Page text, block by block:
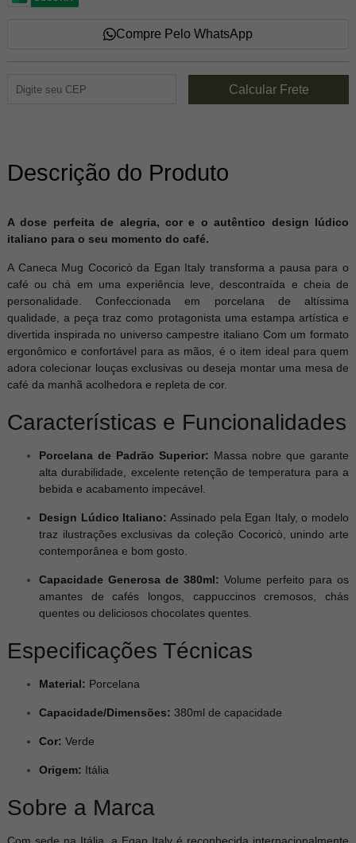
Compre Pelo WhatsApp
Descrição do Produto
A dose perfeita de alegria, cor e o autêntico design lúdico
italiano para o seu momento do café.
A Caneca Mug Cocoricò da Egan Italy transforma a pausa para o
café ou chá em uma experiência leve, descontraída e cheia de
personalidade. Confeccionada em porcelana de altíssima
qualidade, a peça traz como protagonista uma estampa artística e
divertida inspirada no universo campestre italiano Com um formato
ergonômico e confortável para as mãos, é o item ideal para quem
adora colecionar louças exclusivas ou deseja montar uma mesa de
café da manhã acolhedora e repleta de cor.
Características e Funcionalidades
Porcelana de Padrão Superior: Massa nobre que garante
alta durabilidade, excelente retenção de temperatura para a
bebida e acabamento impecável.
Design Lúdico Italiano: Assinado pela Egan Italy, o modelo
traz ilustrações exclusivas da coleção Cocoricò, unindo arte
contemporânea e bom gosto.
Capacidade Generosa de 380ml: Volume perfeito para os
amantes de cafés longos, cappuccinos cremosos, chás
quentes ou deliciosos chocolates quentes.
Especificações Técnicas
Material: Porcelana
Capacidade/Dimensões: 380ml de capacidade
Cor: Verde
Origem: Itália
Sobre a Marca